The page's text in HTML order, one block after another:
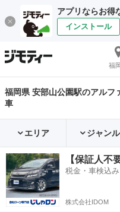
アプリならお得
インストール
福
福岡県 安部山公園駅のアルフ
車
エリア ジャンル
【保証人不
税金・車検込
株式会社IDOM